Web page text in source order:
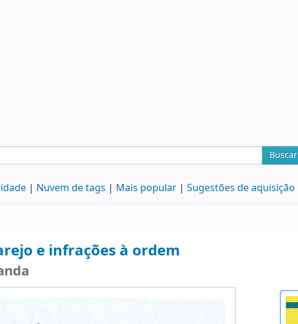
Buscar
Nuvem de tags Mais popular Sugestões de aquisição
e infrações à ordem